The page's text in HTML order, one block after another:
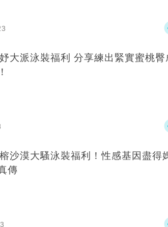
大派泳裝福利 分享練出緊實蜜桃臀
沙漠大騷泳裝福利！性感基因盡得
傳